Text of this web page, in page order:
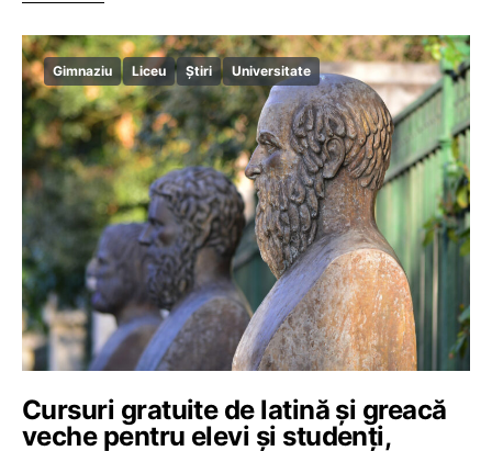
Gimnaziu Liceu Știri Universitate
Cursuri gratuite de latină și greacă
veche pentru elevi și studenți,